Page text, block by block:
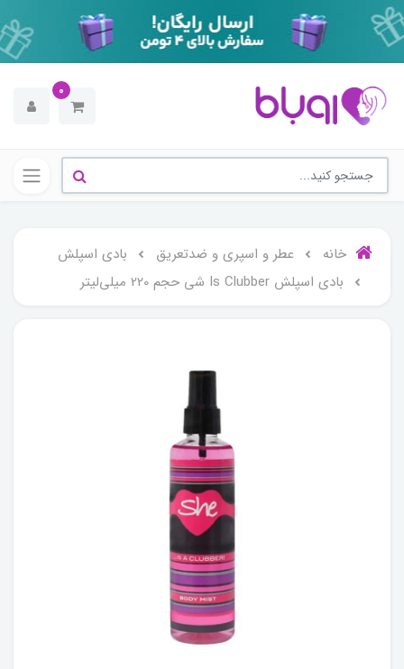
0
خانه عطر و اسپری و ضدتعریق
بادی اسپلش
بادی اسپلش Is Clubber شی حجم 220 میلی‌لیتر